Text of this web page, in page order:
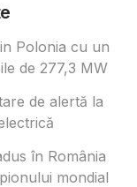
Polonia cu un
de 277,3 MW
de alertă la
în România
mondial